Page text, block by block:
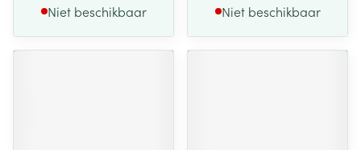
Niet beschikbaar Niet beschikbaar